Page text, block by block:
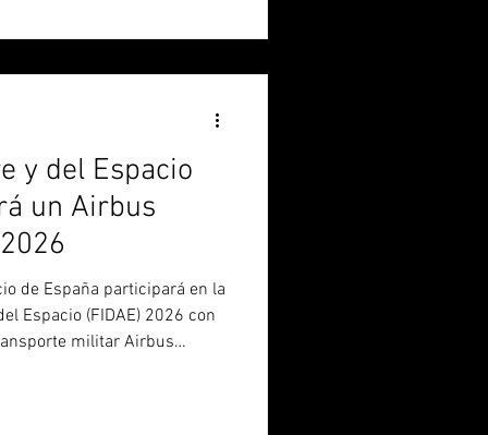
Alberto Duek, Head
y del Espacio
un Airbus
de España participará en la
Espacio (FIDAE) 2026 con
militar Airbus